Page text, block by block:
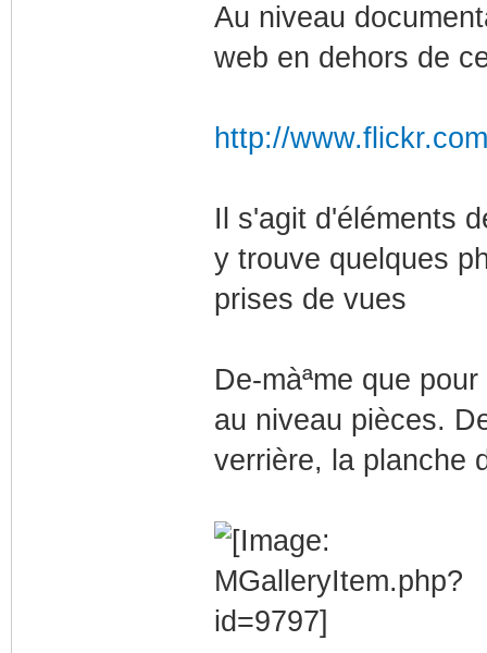
Au niveau
web en dehors de
http://
Il s'agit d'éléments
y trouve quelques
prises de vues
De-màªme que
au niveau pièces.
verrière, la planche